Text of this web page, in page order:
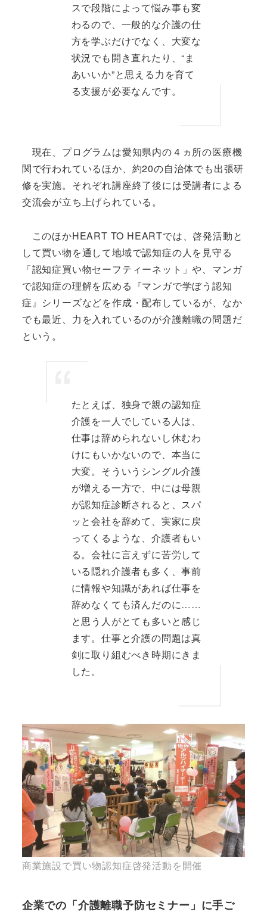
スで段階によって悩み事も変
わるので、一般的な介護の仕
方を学ぶだけでなく、大変な
状況でも開き直れたり、“ま
あいいか”と思える力を育て
る支援が必要なんです。
現在、プログラムは愛知県内の４ヵ所の医療機
関で行われているほか、約20の自治体でも出張研
修を実施。それぞれ講座終了後には受講者による
交流会が立ち上げられている。
このほかHEART TO HEARTでは、啓発活動と
して買い物を通して地域で認知症の人を見守る
「認知症買い物セーフティーネット」や、マンガ
で認知症の理解を広める『マンガで学ぼう認知
症』シリーズなどを作成・配布しているが、なか
でも最近、力を入れているのが介護離職の問題だ
という。
たとえば、独身で親の認知症
介護を一人でしている人は、
仕事は辞められないし休むわ
けにもいかないので、本当に
大変。そういうシングル介護
が増える一方で、中には母親
が認知症診断されると、スパ
ッと会社を辞めて、実家に戻
ってくるような、介護者もい
る。会社に言えずに苦労して
いる隠れ介護者も多く、事前
に情報や知識があれば仕事を
辞めなくても済んだのに……
と思う人がとても多いと感じ
ます。仕事と介護の問題は真
剣に取り組むべき時期にきま
した。
商業施設で買い物認知症啓発活動を開催
企業での「介護離職予防セミナー」に手ご